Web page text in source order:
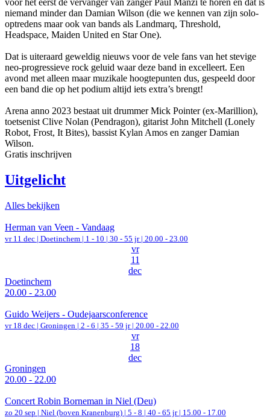
voor het eerst de vervanger van zanger Paul Manzi te horen en dat is
niemand minder dan Damian Wilson (die we kennen van zijn solo-
optredens maar ook van bands als Landmarq, Threshold,
Headspace, Maiden United en Star One).
Dat is uiteraard geweldig nieuws voor de vele fans van het stevige
neo-progressieve rock geluid waar deze band in excelleert. Een
avond met alleen maar muzikale hoogtepunten dus, gespeeld door
een band die op het podium altijd iets extra’s brengt!
Arena anno 2023 bestaat uit drummer Mick Pointer (ex-Marillion),
toetsenist Clive Nolan (Pendragon), gitarist John Mitchell (Lonely
Robot, Frost, It Bites), bassist Kylan Amos en zanger Damian
Wilson.
Gratis inschrijven
Uitgelicht
Alles bekijken
Herman van Veen - Vandaag
vr 11 dec | Doetinchem | 1 - 10 | 30 - 55 jr | 20.00 - 23.00
vr
11
dec
Doetinchem
20.00 - 23.00
Guido Weijers - Oudejaarsconference
vr 18 dec | Groningen | 2 - 6 | 35 - 59 jr | 20.00 - 22.00
vr
18
dec
Groningen
20.00 - 22.00
Concert Robin Borneman in Niel (Deu)
zo 20 sep | Niel (boven Kranenburg) | 5 - 8 | 40 - 65 jr | 15.00 - 17.00